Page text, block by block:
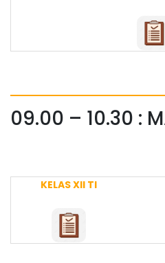
09.00 – 10.30 :
KELAS XII TI